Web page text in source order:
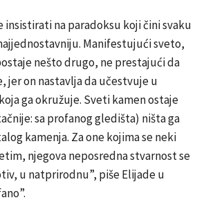
insistirati na paradoksu koji čini svaku
Manifestujući sveto,
nešto drugo, ne prestajući da
jer on nastavlja da učestvuje u
ga okružuje. Sveti kamen ostaje
sa profanog gledišta) ništa ga
kamenja. Za one kojima se neki
njegova neposredna stvarnost se
u natprirodnu”, piše Elijade u